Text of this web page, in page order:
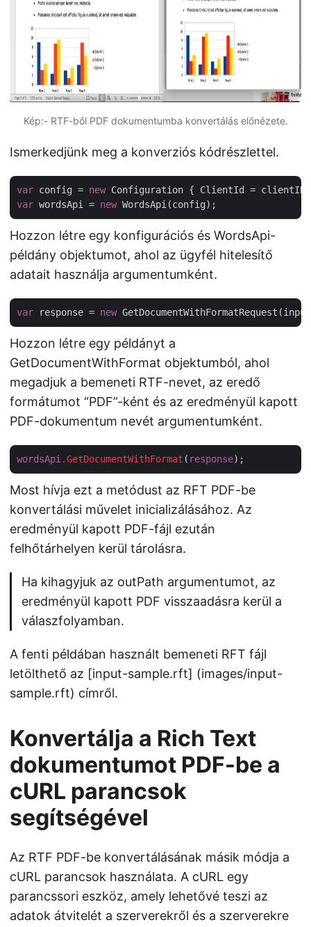
Kép:- RTF-ből PDF dokumentumba konvertálás előnézete.
Ismerkedjünk meg a konverziós kódrészlettel.
var config = new
var wordsApi = new
Hozzon létre egy konfigurációs és WordsApi-
példány objektumot, ahol az ügyfél hitelesítő
adatait használja argumentumként.
var response = new
Hozzon létre egy példányt a
GetDocumentWithFormat objektumból, ahol
megadjuk a bemeneti RTF-nevet, az eredő
formátumot “PDF”-ként és az eredményül kapott
PDF-dokumentum nevét argumentumként.
wordsApi .GetDocumentWithFormat ( response
Most hívja ezt a metódust az RFT PDF-be
konvertálási művelet inicializálásához. Az
eredményül kapott PDF-fájl ezután
felhőtárhelyen kerül tárolásra.
Ha kihagyjuk az outPath argumentumot, az
eredményül kapott PDF visszaadásra kerül a
válaszfolyamban.
A fenti példában használt bemeneti RFT fájl
letölthető az [input-sample.rft] (images/input-
sample.rft) címről.
Konvertálja a Rich Text
dokumentumot PDF-be a
cURL parancsok
segítségével
Az RTF PDF-be konvertálásának másik módja a
cURL parancsok használata. A cURL egy
parancssori eszköz, amely lehetővé teszi az
adatok átvitelét a szerverekről és a szerverekre